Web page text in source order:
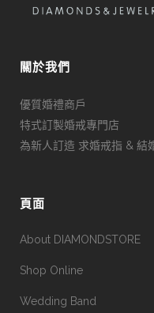
關於我們
優質婚禮商戶
特式訂製婚戒專門店
為新人訂造 求婚戒指 & 結
頁面
About DIAMONDSTORE
Shop Online
Wedding Band